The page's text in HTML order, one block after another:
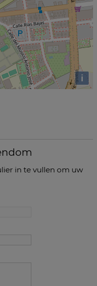
i
in te vullen om uw